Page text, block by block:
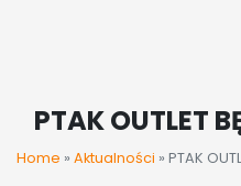
PTAK OUTLET
Home » Aktualności » PTAK